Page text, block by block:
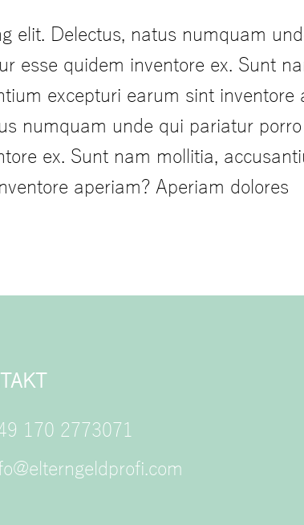
elit. Delectus, natus numquam
esse quidem inventore ex. Sunt
excepturi earum sint
numquam unde qui pariatur
ex. Sunt nam mollitia,
aperiam? Aperiam dolores
170 2773071